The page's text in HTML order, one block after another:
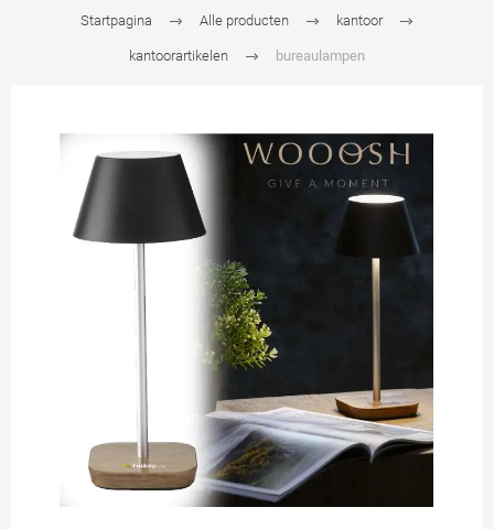
Startpagina Alle producten kantoor
kantoorartikelen bureaulampen